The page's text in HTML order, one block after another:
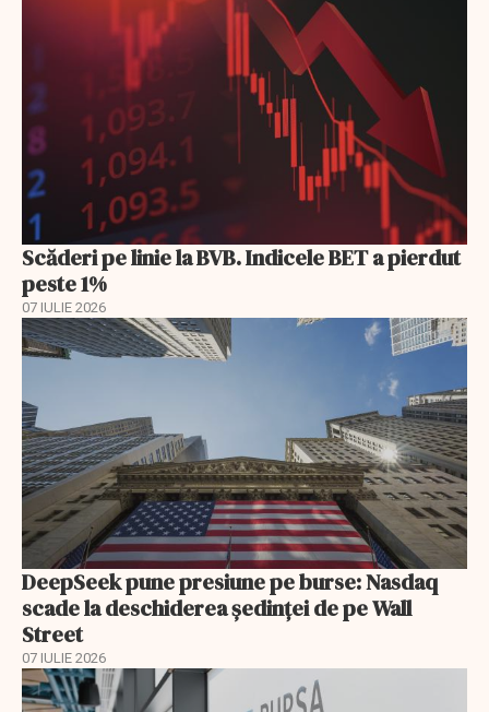
Scăderi pe linie la BVB. Indicele BET a pierdut
peste 1%
07 IULIE 2026
DeepSeek pune presiune pe burse: Nasdaq
scade la deschiderea ședinței de pe Wall
Street
07 IULIE 2026